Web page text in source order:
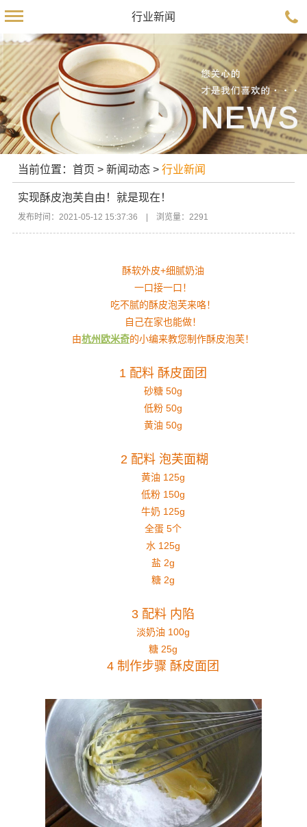
行业新闻
当前位置：首页 >新闻动态 >行业新闻
实现酥皮泡芙自由！就是现在！
发布时间：2021-05-12 15:37:36 | 浏览量：2291
酥软外皮+细腻奶油
一口接一口！
吃不腻的酥皮泡芙来咯！
自己在家也能做！
由杭州欧米奇的小编来教您制作酥皮泡芙！
1 配料 酥皮面团
砂糖 50g
低粉 50g
黄油 50g
2 配料 泡芙面糊
黄油 125g
低粉 150g
牛奶 125g
全蛋 5个
水 125g
盐 2g
糖 2g
3 配料 内陷
淡奶油 100g
糖 25g
4 制作步骤 酥皮面团